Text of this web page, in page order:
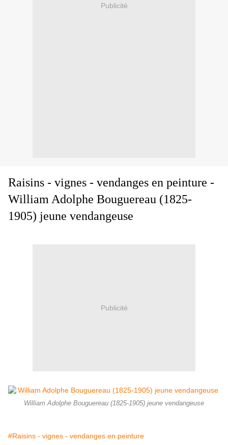
Publicité
Raisins - vignes - vendanges en peinture -
William Adolphe Bouguereau (1825-
1905) jeune vendangeuse
Publicité
William Adolphe Bouguereau (1825-1905) jeune vendangeuse
#Raisins - vignes - vendanges en peinture